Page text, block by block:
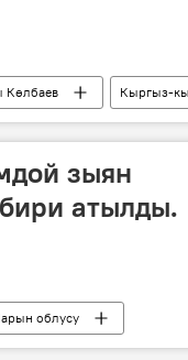
Көлбаев
Кыргыз-
зыян
атылды.
облусу